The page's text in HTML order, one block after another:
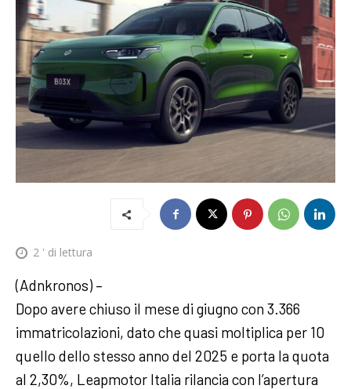
2 ' di lettura
(Adnkronos) –
Dopo avere chiuso il mese di giugno con 3.366
immatricolazioni, dato che quasi moltiplica per 10
quello dello stesso anno del 2025 e porta la quota
al 2,30%, Leapmotor Italia rilancia con l’apertura